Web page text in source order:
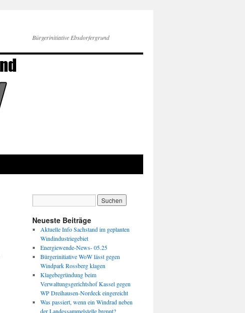
Bürgerinitiative Ebsdorfergrund
Neueste Beiträge
Aktuelle Info Sachstand im geplanten
Windindustriegebiet
Energiewende-News- 05.25
Bürgerinitiative WoW lässt gegen
Windpark Rossberg klagen
Klagebegründung beim
Verwaltungsgerichtshof Kassel gegen
WP Dreihausen-Nordeck eingereicht
Was passiert, wenn ein Windrad neben
der Landessammelstelle brennt?